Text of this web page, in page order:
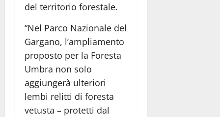
del territorio forestale.
“Nel Parco Nazionale del
Gargano, l’ampliamento
proposto per la Foresta
Umbra non solo
aggiungerà ulteriori
lembi relitti di foresta
vetusta – protetti dal